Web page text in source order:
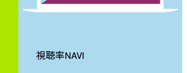
視聴率NAVI